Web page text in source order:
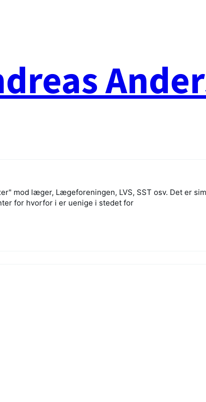
mod læger, Lægeforeningen, LVS, SST osv. Det er
for hvorfor i er uenige i stedet for